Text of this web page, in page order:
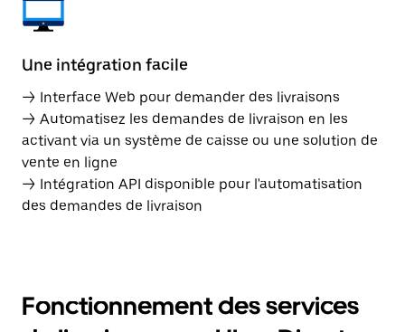
Une intégration facile
→ Interface Web pour demander des livraisons
→ Automatisez les demandes de livraison en les
activant via un système de caisse ou une solution de
vente en ligne
→ Intégration API disponible pour l'automatisation
des demandes de livraison
Fonctionnement des services